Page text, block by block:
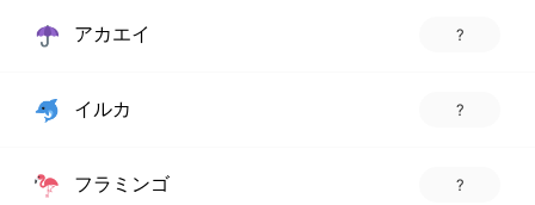
アカエイ ?
イルカ ?
フラミンゴ ?